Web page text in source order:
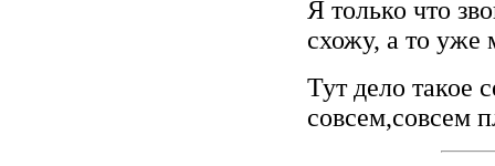
Я только что
схожу, а то уже
Тут дело такое
совсем,совсем